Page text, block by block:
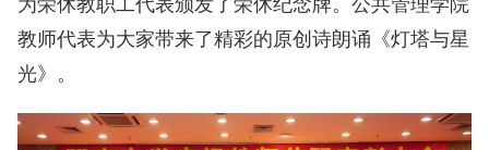
教师代表为大家带来了精彩的原创诗朗诵《灯塔与星
光》。